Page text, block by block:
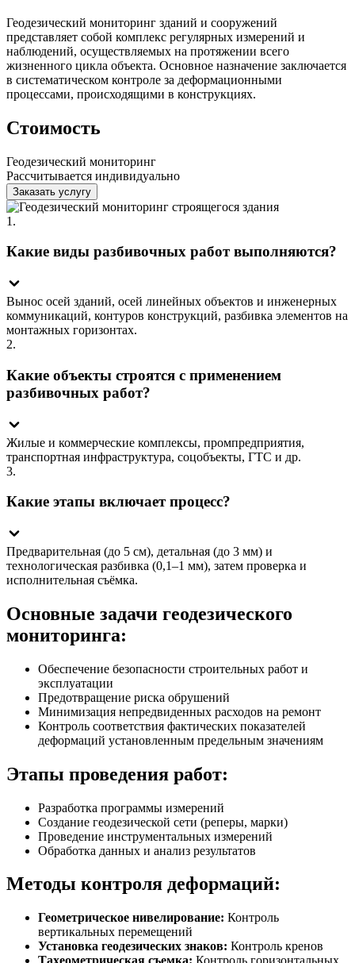
Геодезический мониторинг зданий и сооружений
представляет собой комплекс регулярных измерений и
наблюдений, осуществляемых на протяжении всего
жизненного цикла объекта. Основное назначение заключается
в систематическом контроле за деформационными
процессами, происходящими в конструкциях.
Стоимость
Геодезический мониторинг
Рассчитывается индивидуально
Заказать услугу
1.
Какие виды разбивочных работ выполняются?
Вынос осей зданий, осей линейных объектов и инженерных
коммуникаций, контуров конструкций, разбивка элементов на
монтажных горизонтах.
2.
Какие объекты строятся с применением
разбивочных работ?
Жилые и коммерческие комплексы, промпредприятия,
транспортная инфраструктура, соцобъекты, ГТС и др.
3.
Какие этапы включает процесс?
Предварительная (до 5 см), детальная (до 3 мм) и
технологическая разбивка (0,1–1 мм), затем проверка и
исполнительная съёмка.
Основные задачи геодезического
мониторинга:
Обеспечение безопасности строительных работ и
эксплуатации
Предотвращение риска обрушений
Минимизация непредвиденных расходов на ремонт
Контроль соответствия фактических показателей
деформаций установленным предельным значениям
Этапы проведения работ:
Разработка программы измерений
Создание геодезической сети (реперы, марки)
Проведение инструментальных измерений
Обработка данных и анализ результатов
Методы контроля деформаций:
Геометрическое нивелирование: Контроль
вертикальных перемещений
Установка геодезических знаков: Контроль кренов